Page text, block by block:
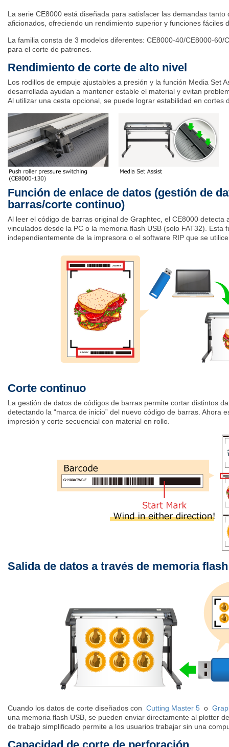
La serie CE8000 está diseñada para satisfacer las demandas tanto
aficionados, ofreciendo un rendimiento superior y funciones fáciles
La familia consta de 3 modelos diferentes: CE8000-40/CE8000-60/
para el corte de patrones.
Rendimiento de corte de alto nivel
Los rodillos de empuje ajustables a presión y la función Media Set
desarrollada ayudan a mantener estable el material y evitan
Al utilizar una cesta opcional, se puede lograr estabilidad en cortes
Función de enlace de datos (gestión de
barras/corte continuo)
Al leer el código de barras original de Graphtec, el CE8000 detecta
vinculados desde la PC o la memoria flash USB (solo FAT32). Esta
independientemente de la impresora o el software RIP que se
Corte continuo
La gestión de datos de códigos de barras permite cortar distintos
detectando la “marca de inicio” del nuevo código de barras. Ahora
impresión y corte secuencial con material en rollo.
Salida de datos a través de memoria
Cuando los datos de corte diseñados con Cutting Master 5 o
una memoria flash USB, se pueden enviar directamente al plotter
de trabajo simplificado permite a los usuarios trabajar sin una